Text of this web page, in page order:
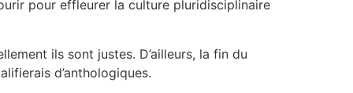
pour effleurer la culture pluridisciplinaire
ils sont justes. D’ailleurs, la fin du
d’anthologiques.